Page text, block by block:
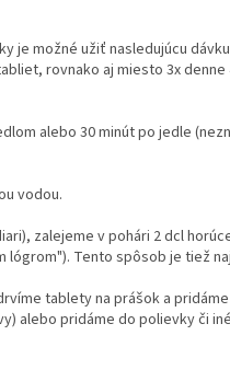
je možné užiť nasledujúcu
rovnako aj miesto 3x
alebo 30 minút po jedle
vodou.
zalejeme v pohári 2 dcl
lógrom"). Tento spôsob je tiež
tablety na prášok a
alebo pridáme do polievky či